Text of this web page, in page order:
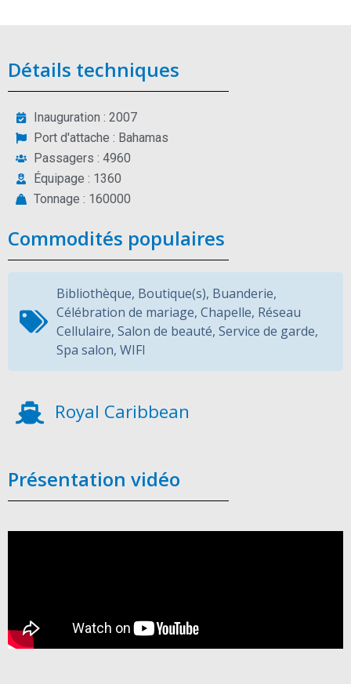
Détails techniques
Inauguration : 2007
Port d'attache : Bahamas
Passagers : 4960
Équipage : 1360
Tonnage : 160000
Commodités populaires
Bibliothèque, Boutique(s), Buanderie,
Célébration de mariage, Chapelle, Réseau
Cellulaire, Salon de beauté, Service de garde,
Spa salon, WIFI
Royal Caribbean
Présentation vidéo